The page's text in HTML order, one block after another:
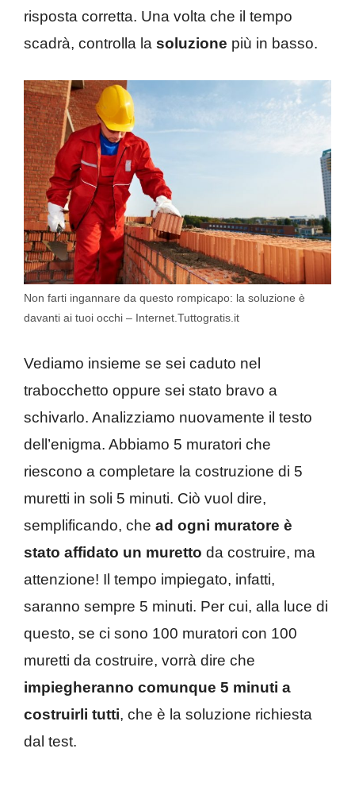
risposta corretta. Una volta che il tempo
scadrà, controlla la soluzione più in basso.
Non farti ingannare da questo rompicapo: la soluzione è
davanti ai tuoi occhi – Internet.Tuttogratis.it
Vediamo insieme se sei caduto nel
trabocchetto oppure sei stato bravo a
schivarlo. Analizziamo nuovamente il testo
dell’enigma. Abbiamo 5 muratori che
riescono a completare la costruzione di 5
muretti in soli 5 minuti. Ciò vuol dire,
semplificando, che ad ogni muratore è
stato affidato un muretto da costruire, ma
attenzione! Il tempo impiegato, infatti,
saranno sempre 5 minuti. Per cui, alla luce di
questo, se ci sono 100 muratori con 100
muretti da costruire, vorrà dire che
impiegheranno comunque 5 minuti a
costruirli tutti, che è la soluzione richiesta
dal test.